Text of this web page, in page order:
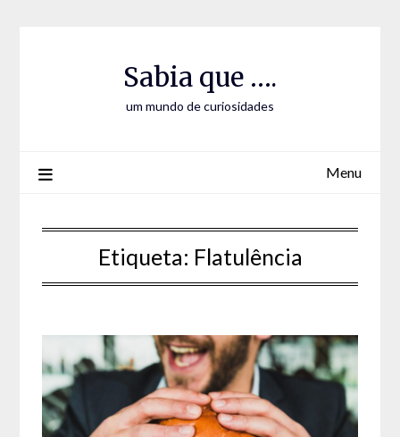
Sabia que ….
um mundo de curiosidades
Menu
Etiqueta: Flatulência